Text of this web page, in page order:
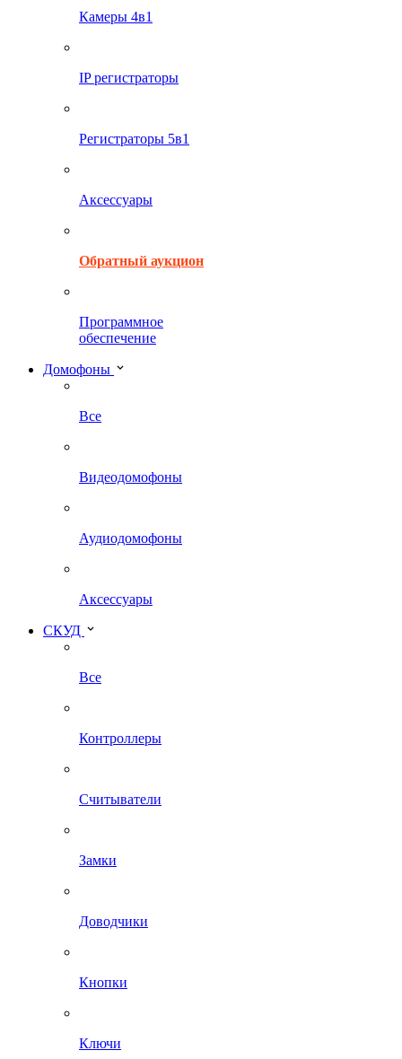
Камеры 4в1
IP регистраторы
Регистраторы 5в1
Аксессуары
Обратный аукцион
Программное
обеспечение
Домофоны
Все
Видеодомофоны
Аудиодомофоны
Аксессуары
СКУД
Все
Контроллеры
Считыватели
Замки
Доводчики
Кнопки
Ключи